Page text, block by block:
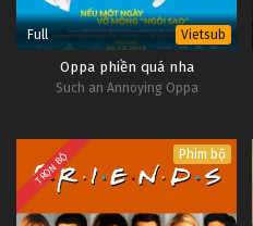
8
Lên Nhầm Kiệu
Ý Tập 8
Lên Nhầm Kiệu
Lên Nhầm Kiệu
Ý Tập 6
Full Vietsub
Oppa phiền quá nha
Such an Annoying Oppa
TRỌN BỘ Phim bộ